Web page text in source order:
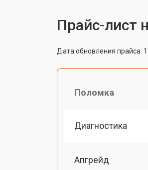
Прайс-лист
Дата обновления прайса:
Поломка
Диагностика
Апгрейд